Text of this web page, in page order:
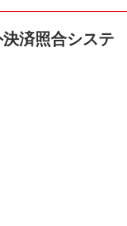
決済照合システ